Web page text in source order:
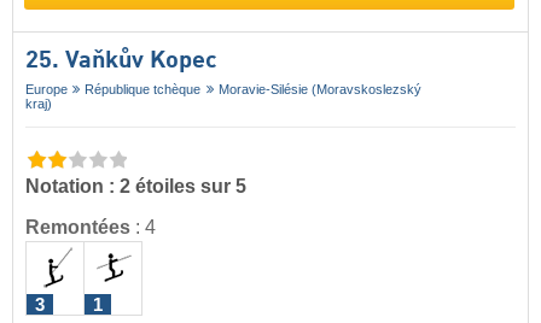
25. Vaňkův Kopec
Europe République tchèque
Moravie-Silésie (Moravskoslezský
kraj)
Notation : 2 étoiles sur 5
Remontées : 4
3 1